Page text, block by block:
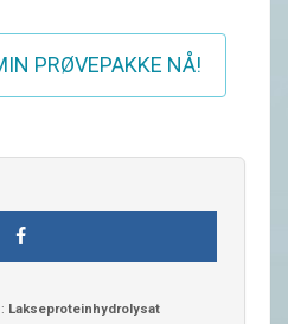
PRØVEPAKKE NÅ!
Lakseproteinhydrolysat